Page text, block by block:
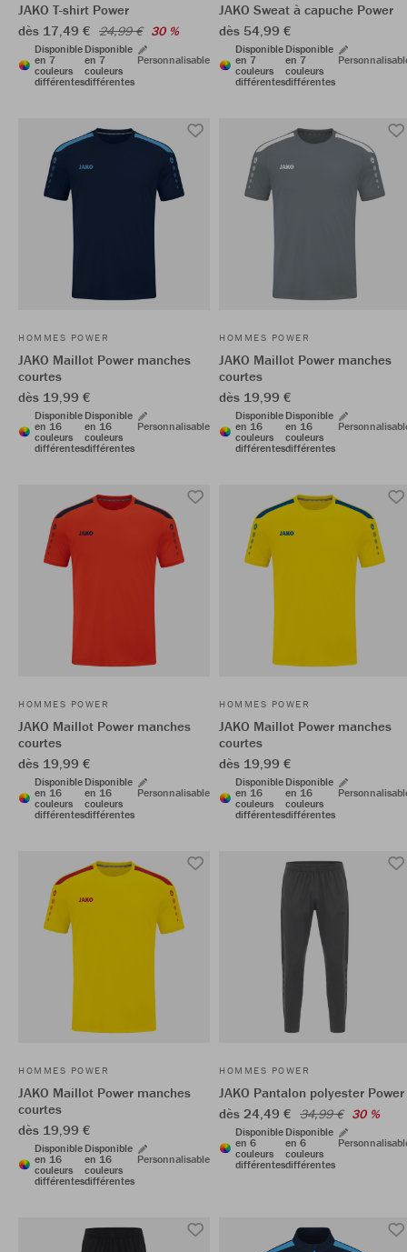
JAKO T-shirt Power
dès 17,49 € 24,99 € 30 %
Disponible
en 7
couleurs
différentes
Disponible
en 7
couleurs
différentes
Personnalisable
JAKO Sweat à capuche Power
dès 54,99 €
Disponible
en 7
couleurs
différentes
Disponible
en 7
couleurs
différentes
HOMMES POWER
JAKO Maillot Power manches
courtes
dès 19,99 €
Disponible
en 16
couleurs
différentes
Disponible
en 16
couleurs
différentes
Personnalisable
HOMMES POWER
JAKO Maillot Power manches
courtes
dès 19,99 €
Disponible
en 16
couleurs
différentes
Disponible
en 16
couleurs
différentes
HOMMES POWER
JAKO Maillot Power manches
courtes
dès 19,99 €
Disponible
en 16
couleurs
différentes
Disponible
en 16
couleurs
différentes
Personnalisable
HOMMES POWER
JAKO Maillot Power manches
courtes
dès 19,99 €
Disponible
en 16
couleurs
différentes
Disponible
en 16
couleurs
différentes
HOMMES POWER
JAKO Maillot Power manches
courtes
dès 19,99 €
Disponible
en 16
couleurs
différentes
Disponible
en 16
couleurs
différentes
Personnalisable
HOMMES POWER
JAKO Pantalon polyester Power
dès 24,49 € 34,99 € 30 %
Disponible
en 6
couleurs
différentes
Disponible
en 6
couleurs
différentes